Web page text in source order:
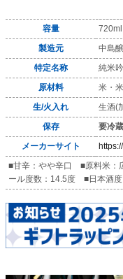
容量
720ml
製造元
中島
特定名称
純米
原材料
米・
生/火入れ
生酒(
保存
要冷蔵
メーカーサイト
■甘辛：やや辛口 ■原料米
ール度数：14.5度 ■日本酒